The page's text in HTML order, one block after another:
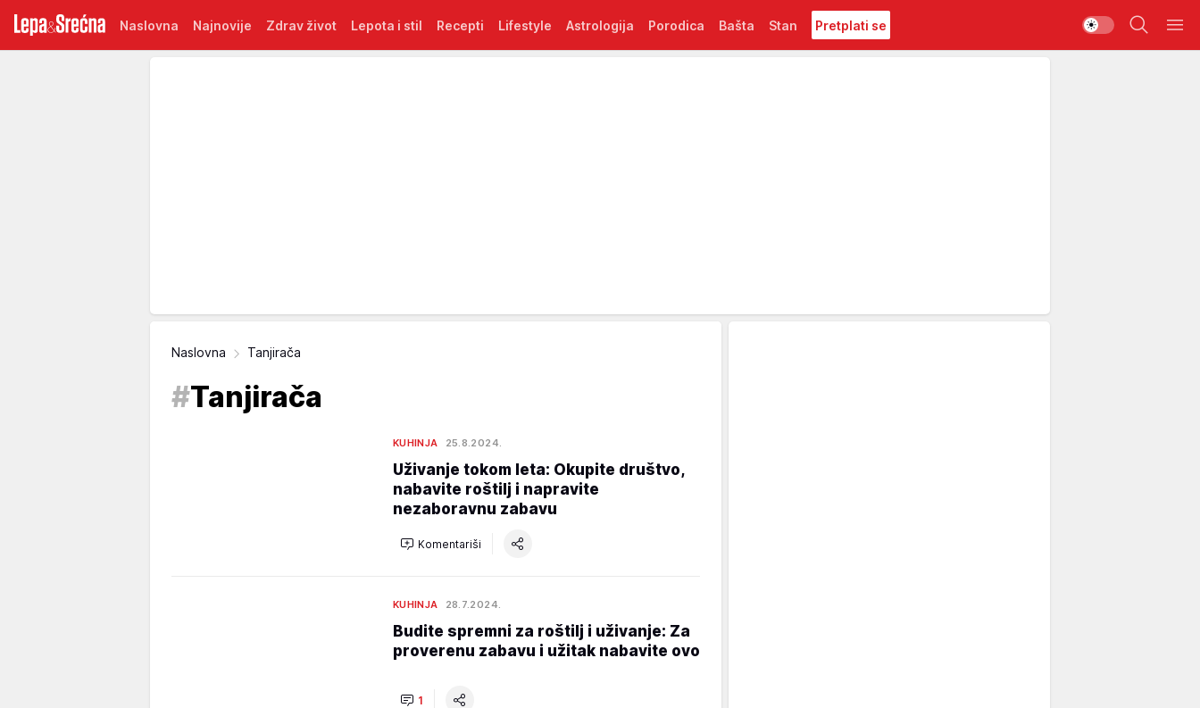
Naslovna Najnovije Zdrav život Lepota i stil Recepti Lifestyle Astrologija Porodica Bašta Stan Pretplati se
Naslovna Tanjirača
#Tanjirača
KUHINJA 25.8.2024.
Uživanje tokom leta: Okupite društvo,
nabavite roštilj i napravite
nezaboravnu zabavu
Komentariši
KUHINJA 28.7.2024.
Budite spremni za roštilj i uživanje: Za
proverenu zabavu i užitak nabavite ovo
1